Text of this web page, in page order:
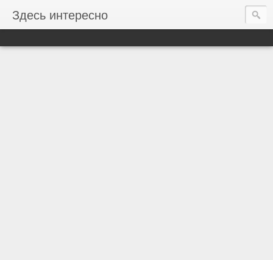
Здесь интересно